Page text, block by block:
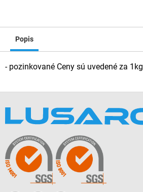
Popis
- pozinkované Ceny sú uvedené za 1kg